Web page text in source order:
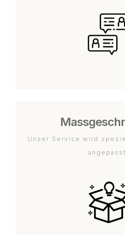
Unser Service wird
angepasst.